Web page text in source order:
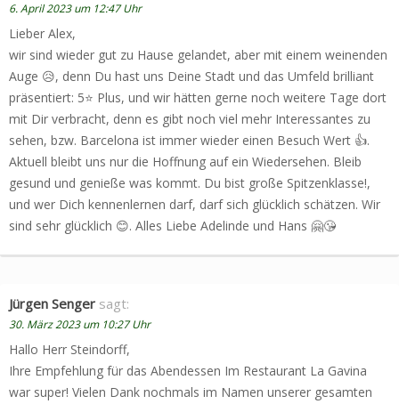
6. April 2023 um 12:47 Uhr
Lieber Alex,
wir sind wieder gut zu Hause gelandet, aber mit einem weinenden
Auge 😥, denn Du hast uns Deine Stadt und das Umfeld brilliant
präsentiert: 5⭐ Plus, und wir hätten gerne noch weitere Tage dort
mit Dir verbracht, denn es gibt noch viel mehr Interessantes zu
sehen, bzw. Barcelona ist immer wieder einen Besuch Wert 👍.
Aktuell bleibt uns nur die Hoffnung auf ein Wiedersehen. Bleib
gesund und genieße was kommt. Du bist große Spitzenklasse!,
und wer Dich kennenlernen darf, darf sich glücklich schätzen. Wir
sind sehr glücklich 😊. Alles Liebe Adelinde und Hans 🤗😘
Jürgen Senger sagt:
30. März 2023 um 10:27 Uhr
Hallo Herr Steindorff,
Ihre Empfehlung für das Abendessen Im Restaurant La Gavina
war super! Vielen Dank nochmals im Namen unserer gesamten